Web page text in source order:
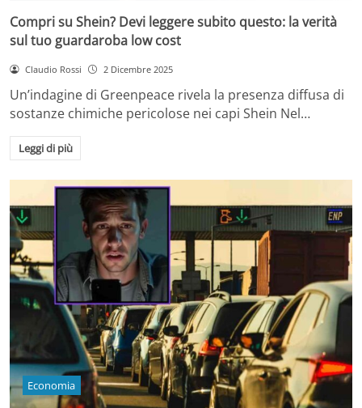
Compri su Shein? Devi leggere subito questo: la verità
sul tuo guardaroba low cost
Claudio Rossi 2 Dicembre 2025
Un’indagine di Greenpeace rivela la presenza diffusa di
sostanze chimiche pericolose nei capi Shein Nel…
Leggi di più
Economia